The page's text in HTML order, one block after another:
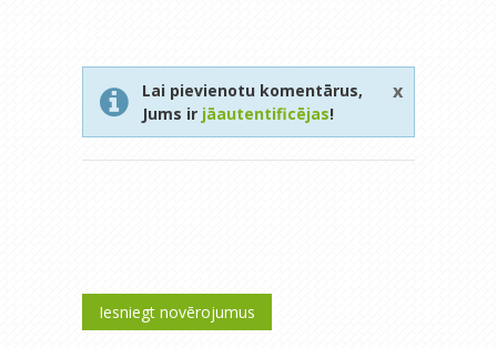
Lai pievienotu komentārus,
Jums ir jāautentificējas!
x
Iesniegt novērojumus